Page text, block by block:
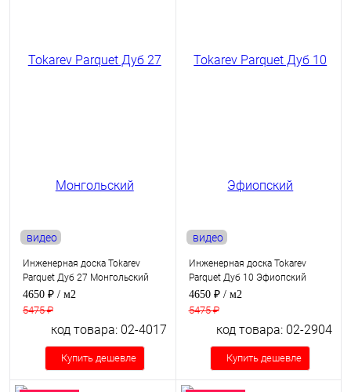
видео
Инженерная доска Tokarev
Parquet Дуб 27 Монгольский
4650 ₽ / м2
5475 ₽
код товара: 02-4017
Купить дешевле
видео
Инженерная доска Tokarev
Parquet Дуб 10 Эфиопский
4650 ₽ / м2
5475 ₽
код товара: 02-2904
Купить дешевле